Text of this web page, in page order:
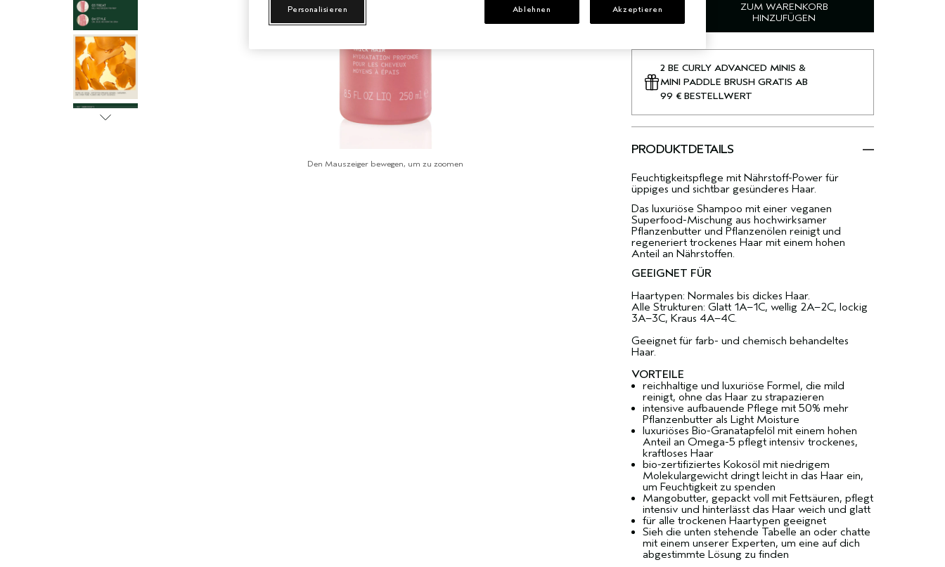
Den Mauszeiger bewegen, um zu zoomen
ZUM WARENKORB
HINZUFÜGEN
2 BE CURLY ADVANCED MINIS &
MINI PADDLE BRUSH GRATIS AB
99 € BESTELLWERT
PRODUKTDETAILS
Feuchtigkeitspflege mit Nährstoff-Power für
üppiges und sichtbar gesünderes Haar.
Das luxuriöse Shampoo mit einer veganen
Superfood-Mischung aus hochwirksamer
Pflanzenbutter und Pflanzenölen reinigt und
regeneriert trockenes Haar mit einem hohen
Anteil an Nährstoffen.
GEEIGNET FÜR
Haartypen: Normales bis dickes Haar.
Alle Strukturen: Glatt 1A–1C, wellig 2A–2C, lockig
3A–3C, Kraus 4A–4C.
Geeignet für farb- und chemisch behandeltes
Haar.
VORTEILE
reichhaltige und luxuriöse Formel, die mild
reinigt, ohne das Haar zu strapazieren
intensive aufbauende Pflege mit 50% mehr
Pflanzenbutter als Light Moisture
luxuriöses Bio-Granatapfelöl mit einem hohen
Anteil an Omega-5 pflegt intensiv trockenes,
kraftloses Haar
bio-zertifiziertes Kokosöl mit niedrigem
Molekulargewicht dringt leicht in das Haar ein,
um Feuchtigkeit zu spenden
Mangobutter, gepackt voll mit Fettsäuren, pflegt
intensiv und hinterlässt das Haar weich und glatt
für alle trockenen Haartypen geeignet
Sieh die unten stehende Tabelle an oder chatte
mit einem unserer Experten, um eine auf dich
abgestimmte Lösung zu finden
Personalisieren Ablehnen Akzeptieren